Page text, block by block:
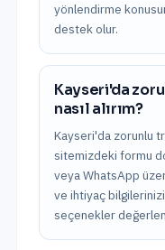
yönlendirme
destek olur.
Kayseri'da
nasıl alırım?
Kayseri'da zorunlu
sitemizdeki formu
veya WhatsApp
ve ihtiyaç
seçenekler